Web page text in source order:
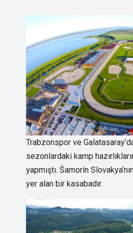
Trabzonspor ve
sezonlardaki kamp
yapmıştı. Šamorín
yer alan bir kasabadır.